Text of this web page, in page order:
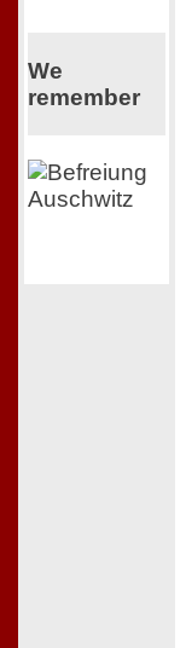
We
remember